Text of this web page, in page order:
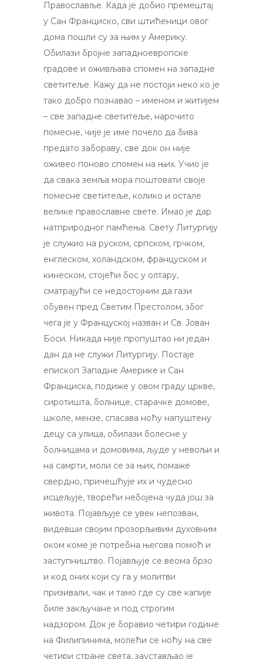
Православље. Када је добио премештај
у Сан Франциско, сви штићеници овог
дома пошли су за њим у Америку.
Обилази бројне западноевропске
градове и оживљава спомен на западне
светитеље. Кажу да не постоји неко ко је
тако добро познавао – именом и житијем
– све западне светитеље, нарочито
помесне, чије је име почело да бива
предато забораву, све док он није
оживео поново спомен на њих. Учио је
да свака земља мора поштовати своје
помесне светитеље, колико и остале
велике православне свете. Имао је дар
натприродног памћења. Свету Литургију
је служио на руском, српском, грчком,
енглеском, холандском, француском и
кинеском, стојећи бос у олтару,
сматрајући се недостојним да гази
обувен пред Светим Престолом, због
чега је у Француској назван и Св. Јован
Боси. Никада није пропуштао ни један
дан да не служи Литургију. Постаје
епископ Западне Америке и Сан
Франциска, подиже у овом граду цркве,
сиротишта, болнице, старачке домове,
школе, мензе, спасава ноћу напуштену
децу са улица, обилази болесне у
болницама и домовима, људе у невољи и
на самрти, моли се за њих, помаже
свердно, причешћује их и чудесно
исцељује, творећи небојена чуда још за
живота. Појављује се увек непозван,
видевши својим прозорљивим духовним
оком коме је потребна његова помоћ и
заступништво. Појављује се веома брзо
и код оних који су га у молитви
призивали, чак и тамо где су све капије
биле закључане и под строгим
надзором. Док је боравио четири године
на Филипинима, молећи се ноћу на све
четири стране света, заустављао је